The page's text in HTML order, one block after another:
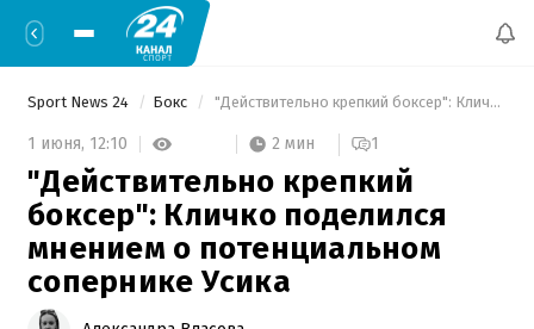
Sport News 24 Бокс "Действительно крепкий боксер": Кличко поделился мнением о потенциальном сопернике Усика
1 июня, 12:10 2 мин 1
"Действительно крепкий
боксер": Кличко поделился
мнением о потенциальном
сопернике Усика